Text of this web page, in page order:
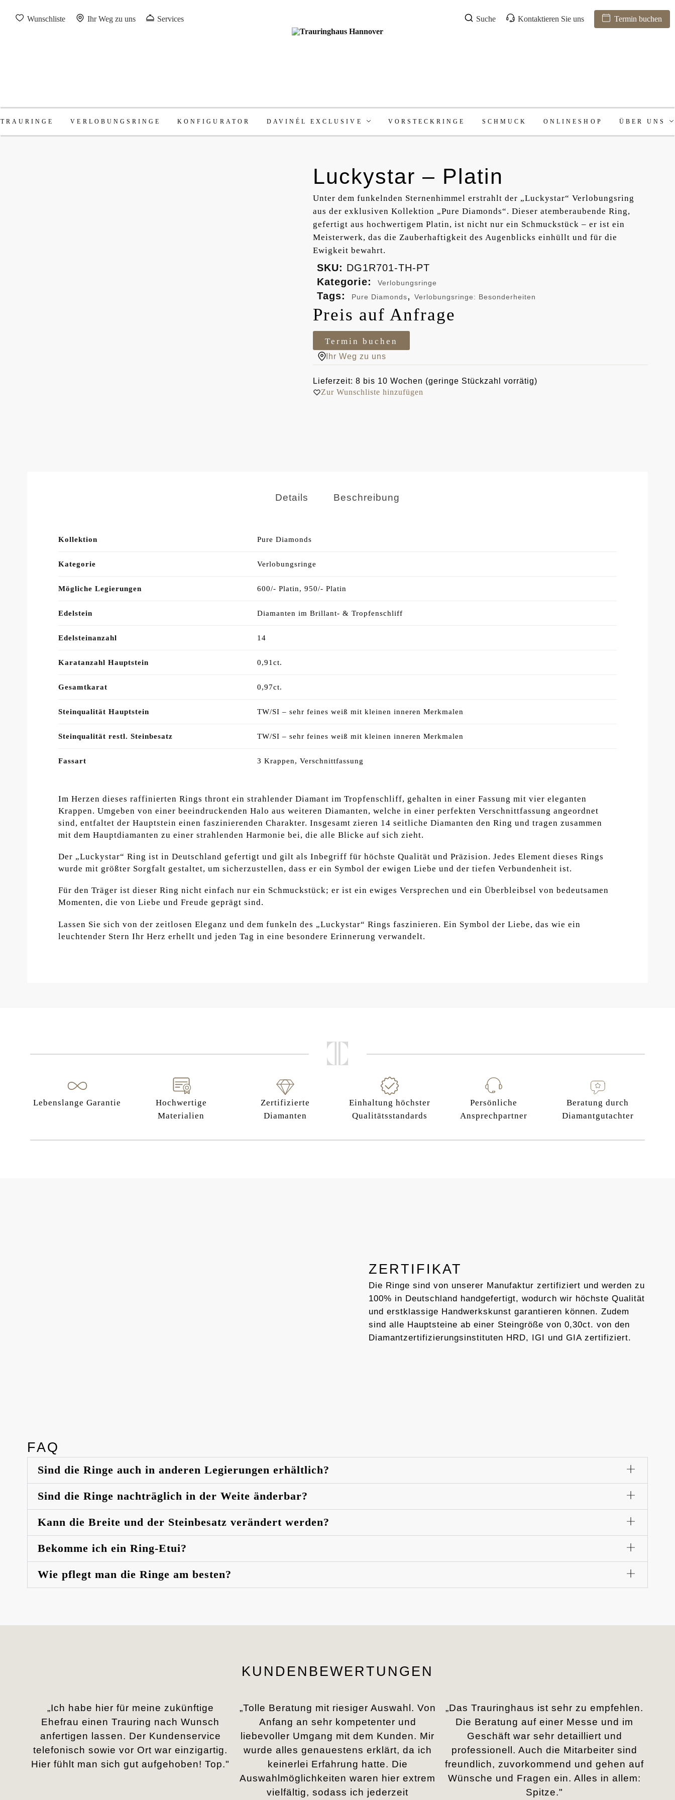
Wunschliste Ihr Weg zu uns Services Suche Kontaktieren Sie uns Termin buchen
TRAURINGE VERLOBUNGSRINGE KONFIGURATOR DAVINÉL EXCLUSIVE VORSTECKRINGE SCHMUCK ONLINESHOP ÜBER UNS
Luckystar – Platin
Unter dem funkelnden Sternenhimmel erstrahlt der „Luckystar“ Verlobungsring
aus der exklusiven Kollektion „Pure Diamonds“. Dieser atemberaubende Ring,
gefertigt aus hochwertigem Platin, ist nicht nur ein Schmuckstück – er ist ein
Meisterwerk, das die Zauberhaftigkeit des Augenblicks einhüllt und für die
Ewigkeit bewahrt.
SKU: DG1R701-TH-PT
Kategorie:
Verlobungsringe
Tags: Pure Diamonds, Verlobungsringe: Besonderheiten
Preis auf Anfrage
Termin buchen
Ihr Weg zu uns
Lieferzeit: 8 bis 10 Wochen (geringe Stückzahl vorrätig)
Zur Wunschliste hinzufügen
Details Beschreibung
Kollektion Pure Diamonds
Kategorie Verlobungsringe
Mögliche Legierungen 600/- Platin, 950/- Platin
Edelstein Diamanten im Brillant- & Tropfenschliff
Edelsteinanzahl 14
Karatanzahl Hauptstein 0,91ct.
Gesamtkarat 0,97ct.
Steinqualität Hauptstein TW/SI – sehr feines weiß mit kleinen inneren Merkmalen
Steinqualität restl. Steinbesatz TW/SI – sehr feines weiß mit kleinen inneren Merkmalen
Fassart 3 Krappen, Verschnittfassung
Im Herzen dieses raffinierten Rings thront ein strahlender Diamant im Tropfenschliff, gehalten in einer Fassung mit vier eleganten
Krappen. Umgeben von einer beeindruckenden Halo aus weiteren Diamanten, welche in einer perfekten Verschnittfassung angeordnet
sind, entfaltet der Hauptstein einen faszinierenden Charakter. Insgesamt zieren 14 seitliche Diamanten den Ring und tragen zusammen
mit dem Hauptdiamanten zu einer strahlenden Harmonie bei, die alle Blicke auf sich zieht.
Der „Luckystar“ Ring ist in Deutschland gefertigt und gilt als Inbegriff für höchste Qualität und Präzision. Jedes Element dieses Rings
wurde mit größter Sorgfalt gestaltet, um sicherzustellen, dass er ein Symbol der ewigen Liebe und der tiefen Verbundenheit ist.
Für den Träger ist dieser Ring nicht einfach nur ein Schmuckstück; er ist ein ewiges Versprechen und ein Überbleibsel von bedeutsamen
Momenten, die von Liebe und Freude geprägt sind.
Lassen Sie sich von der zeitlosen Eleganz und dem funkeln des „Luckystar“ Rings faszinieren. Ein Symbol der Liebe, das wie ein
leuchtender Stern Ihr Herz erhellt und jeden Tag in eine besondere Erinnerung verwandelt.
Lebenslange Garantie
Hochwertige
Materialien
Zertifizierte
Diamanten
Einhaltung höchster
Qualitätsstandards
Persönliche
Ansprechpartner
Beratung durch
Diamantgutachter
ZERTIFIKAT
Die Ringe sind von unserer Manufaktur zertifiziert und werden zu
100% in Deutschland handgefertigt, wodurch wir höchste Qualität
und erstklassige Handwerkskunst garantieren können. Zudem
sind alle Hauptsteine ab einer Steingröße von 0,30ct. von den
Diamantzertifizierungsinstituten HRD, IGI und GIA zertifiziert.
FAQ
Sind die Ringe auch in anderen Legierungen erhältlich?
Sind die Ringe nachträglich in der Weite änderbar?
Kann die Breite und der Steinbesatz verändert werden?
Bekomme ich ein Ring-Etui?
Wie pflegt man die Ringe am besten?
KUNDENBEWERTUNGEN
„Ich habe hier für meine zukünftige
Ehefrau einen Trauring nach Wunsch
anfertigen lassen. Der Kundenservice
telefonisch sowie vor Ort war einzigartig.
Hier fühlt man sich gut aufgehoben! Top."
„Tolle Beratung mit riesiger Auswahl. Von
Anfang an sehr kompetenter und
liebevoller Umgang mit dem Kunden. Mir
wurde alles genauestens erklärt, da ich
keinerlei Erfahrung hatte. Die
Auswahlmöglichkeiten waren hier extrem
vielfältig, sodass ich jederzeit
„Das Trauringhaus ist sehr zu empfehlen.
Die Beratung auf einer Messe und im
Geschäft war sehr detailliert und
professionell. Auch die Mitarbeiter sind
freundlich, zuvorkommend und gehen auf
Wünsche und Fragen ein. Alles in allem:
Spitze."